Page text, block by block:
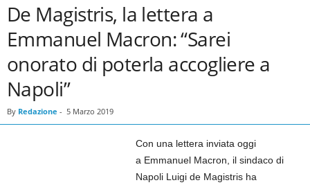
De Magistris, la lettera a
Emmanuel Macron: “Sarei
onorato di poterla accogliere a
Napoli”
By Redazione - 5 Marzo 2019
Con una lettera inviata oggi
a Emmanuel Macron, il sindaco di
Napoli Luigi de Magistris ha